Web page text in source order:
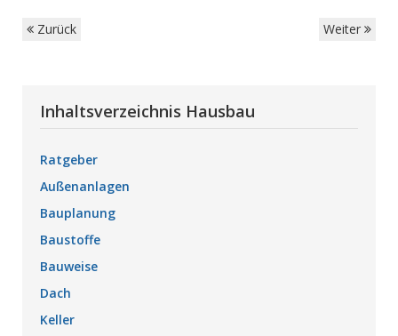
Zurück Weiter
Inhaltsverzeichnis Hausbau
Ratgeber
Außenanlagen
Bauplanung
Baustoffe
Bauweise
Dach
Keller